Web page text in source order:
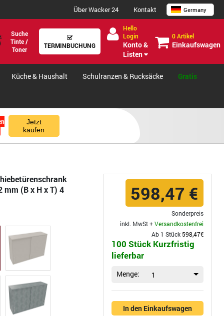
Über Wacker 24 Kontakt Germany
Suche
Tinte /
Toner
TERMINBUCHUNG
Hello
Login
Konto &
Listen
0 Artikel
Einkaufswagen
Küche & Haushalt Schulranzen & Rucksäcke Gratis
Jetzt
kaufen
mm (B x H x T) 4
598,47 €
Sonderpreis
inkl. MwSt +Versandkostenfrei
Ab 1 Stück 598,47€
100 Stück Kurzfristig
lieferbar
Menge: 1
In den Einkaufswagen